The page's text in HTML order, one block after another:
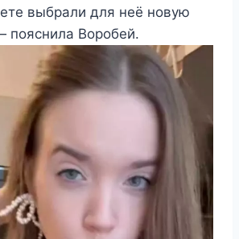
выбрали для неё новую
пояснила Воробей.